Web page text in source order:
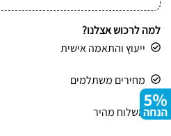
למה לרכוש אצלנו?
ייעוץ והתאמה אישית
מחירים משתלמים
משלוח מהיר